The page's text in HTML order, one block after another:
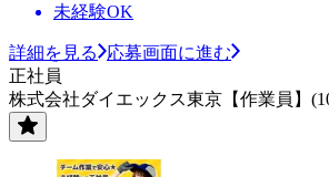
未経験OK
詳細を見る
応募画面に進む
正社員
株式会社ダイエックス東京【作業員】